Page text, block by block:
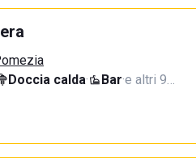
Doccia calda· Bar·e altri 9…